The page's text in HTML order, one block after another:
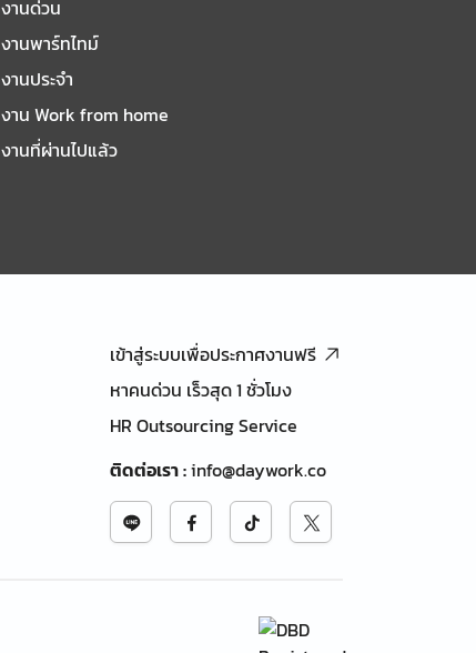
งานด่วน
งานพาร์ทไทม์
งานประจำ
งาน Work from home
งานที่ผ่านไปแล้ว
เข้าสู่ระบบเพื่อประกาศงานฟรี
หาคนด่วน เร็วสุด 1 ชั่วโมง
HR Outsourcing Service
ติดต่อเรา:info@daywork.co